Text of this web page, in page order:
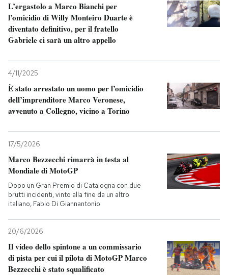
NEWSLETTER
CALENDARIO
AREA PERSONALE
Entra
L’ergastolo a Marco Bianchi per
l’omicidio di Willy Monteiro Duarte è
diventato definitivo, per il fratello
Gabriele ci sarà un altro appello
4/11/2025
È stato arrestato un uomo per l’omicidio
dell’imprenditore Marco Veronese,
avvenuto a Collegno, vicino a Torino
17/5/2026
Marco Bezzecchi rimarrà in testa al
Mondiale di MotoGP
Dopo un Gran Premio di Catalogna con due
brutti incidenti, vinto alla fine da un altro
italiano, Fabio Di Giannantonio
20/6/2026
Il video dello spintone a un commissario
di pista per cui il pilota di MotoGP Marco
Bezzecchi è stato squalificato